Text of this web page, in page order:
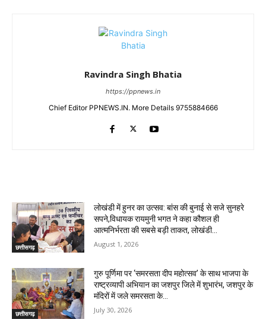
Ravindra Singh Bhatia
https://ppnews.in
Chief Editor PPNEWS.IN. More Details 9755884666
छत्तीसगढ़
लोखंडी में हुनर का उत्सव: बांस की बुनाई से सजे सुनहरे
सपने,विधायक रायमुनी भगत ने कहा कौशल ही
आत्मनिर्भरता की सबसे बड़ी ताकत, लोखंडी...
August 1, 2026
छत्तीसगढ़
गुरु पूर्णिमा पर ‘समरसता दीप महोत्सव’ के साथ भाजपा के
राष्ट्रव्यापी अभियान का जशपुर जिले में शुभारंभ, जशपुर के
मंदिरों में जले समरसता के...
July 30, 2026